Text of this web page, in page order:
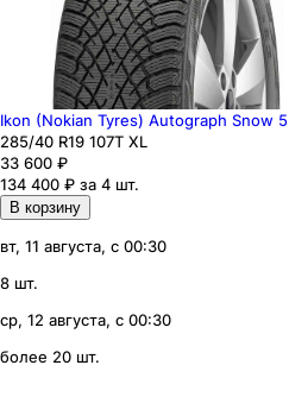
Ikon (Nokian Tyres) Autograph Snow 5
285/40 R19 107T XL
33 600 ₽
134 400 ₽ за 4 шт.
В корзину
вт, 11 августа, с 00:30
8 шт.
ср, 12 августа, с 00:30
более 20 шт.